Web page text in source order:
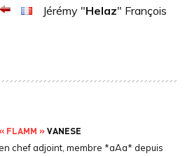
Jérémy "Helaz" François
« FLAMM »VANESE
chef adjoint, membre *aAa* depuis